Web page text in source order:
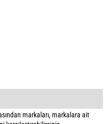
markaları, markalara ait